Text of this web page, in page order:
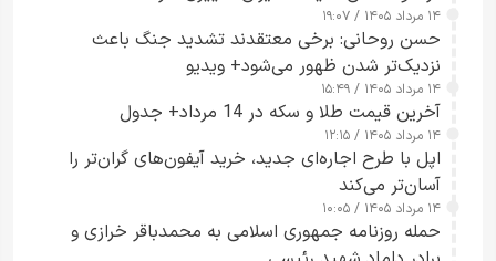
۱۴ مرداد ۱۴۰۵ / ۱۹:۰۷
حسن روحانی: برخی معتقدند تشدید جنگ باعث
نزدیک‌تر شدن ظهور می‌شود+ ویدیو
۱۴ مرداد ۱۴۰۵ / ۱۵:۴۹
آخرین قیمت طلا و سکه در 14 مرداد+ جدول
۱۴ مرداد ۱۴۰۵ / ۱۲:۱۵
اپل با طرح اجاره‌ای جدید، خرید آیفون‌های گران‌تر را
آسان‌تر می‌کند
۱۴ مرداد ۱۴۰۵ / ۱۰:۰۵
حمله روزنامه جمهوری اسلامی به محمدباقر خرازی و